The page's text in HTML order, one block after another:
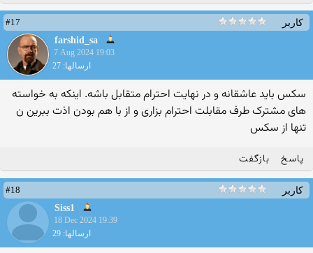
کاربر
#17
farshid_sa
7 Aug 2024 19:03
ارسالها: 27
سکس باید عاشقانه و در نهایت احترام متقابل باشه. اینکه به خواسته
های مشترک طرف مقابلت احترام بزاری و از با هم بودن اذت ببرین ن
تنها از سکس
پاسخ بازگفت
کاربر
#18
Siss1
18 Dec 2024 19:39
ارسالها: 29